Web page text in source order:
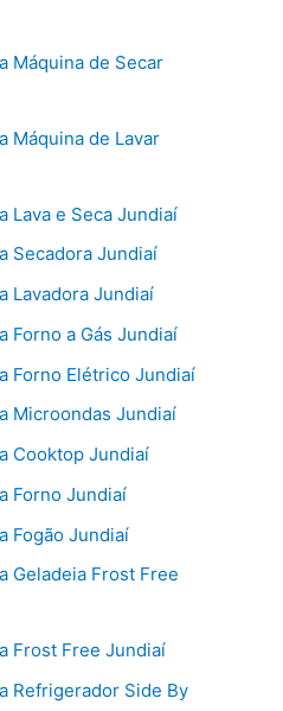
Máquina de Secar
Máquina de Lavar
Lava e Seca Jundiaí
Secadora Jundiaí
Lavadora Jundiaí
Forno a Gás Jundiaí
Forno Elétrico Jundiaí
Microondas Jundiaí
Cooktop Jundiaí
Forno Jundiaí
Fogão Jundiaí
Geladeia Frost Free
Frost Free Jundiaí
Refrigerador Side By